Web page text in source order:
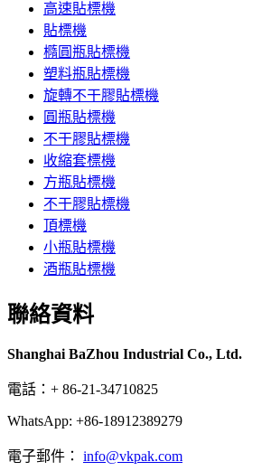
高速貼標機
貼標機
橢圓瓶貼標機
塑料瓶貼標機
旋轉不干膠貼標機
圓瓶貼標機
不干膠貼標機
收縮套標機
方瓶貼標機
不干膠貼標機
頂標機
小瓶貼標機
酒瓶貼標機
聯絡資料
Shanghai BaZhou Industrial Co., Ltd.
電話：+ 86-21-34710825
WhatsApp: +86-18912389279
電子郵件： info@vkpak.com